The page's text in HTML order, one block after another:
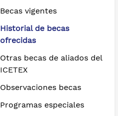
Becas vigentes
Historial de becas
ofrecidas
Otras becas de aliados del
ICETEX
Observaciones becas
Programas especiales